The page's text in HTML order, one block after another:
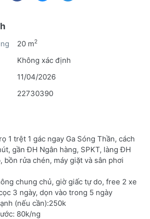
20 m2
Không xác định
11/04/2026
22730390
1 trệt 1 gác ngay Ga Sóng Thần, cách
gần ĐH Ngân hàng, SPKT, làng ĐH
bồn rửa chén, máy giặt và sân phơi
chung chủ, giờ giấc tự do, free 2 xe
3 ngày, dọn vào trong 5 ngày
(nếu cần):250k
80k/ng